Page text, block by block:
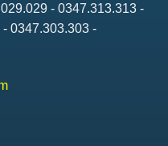
- 0347.313.313 -
0347.303.303 -